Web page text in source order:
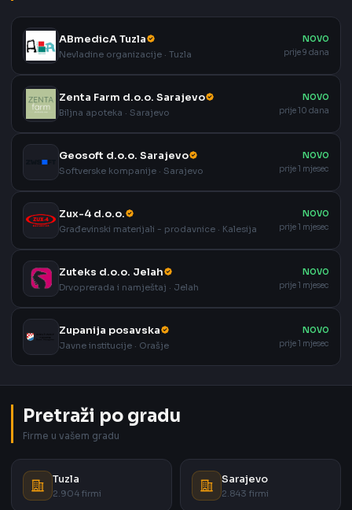
ABmedicA Tuzla
Nevladine organizacije · Tuzla
NOVO
prije 9 dana
Zenta Farm d.o.o. Sarajevo
Biljna apoteka · Sarajevo
NOVO
prije 10 dana
Geosoft d.o.o. Sarajevo
Softverske kompanije · Sarajevo
NOVO
prije 1 mjesec
Zux-4 d.o.o.
Građevinski materijali - prodavnice · Kalesija
NOVO
prije 1 mjesec
Zuteks d.o.o. Jelah
Drvoprerada i namještaj · Jelah
NOVO
prije 1 mjesec
Zupanija posavska
Javne institucije · Orašje
NOVO
prije 1 mjesec
Pretraži po gradu
Firme u vašem gradu
Tuzla
2.904 firmi
Sarajevo
2.843 firmi